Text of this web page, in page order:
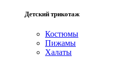
Детский трикотаж
Костюмы
Пижамы
Халаты